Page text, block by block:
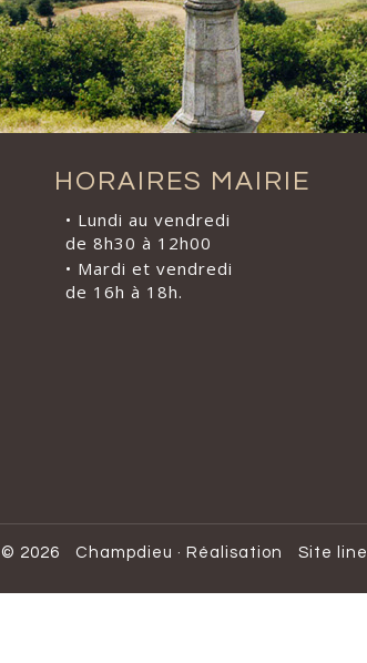
HORAIRES MAIRIE
• Lundi au vendredi
de 8h30 à 12h00
• Mardi et vendredi
de 16h à 18h.
© 2026 Champdieu · Réalisation Site line